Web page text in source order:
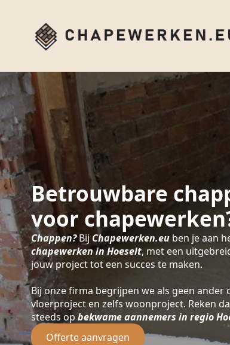
Betrouwbare
voor
Chappen?Bij Chapewerken.eu ben je aan
chapewerken in Hoeselt, met een
jouw project tot een succes te maken.
Bij onze firma begrijpen we als geen ander
vloerproject en zelfs woonproject. Reken
steeds op bekwame aannemers in regio
Offerte aanvragen